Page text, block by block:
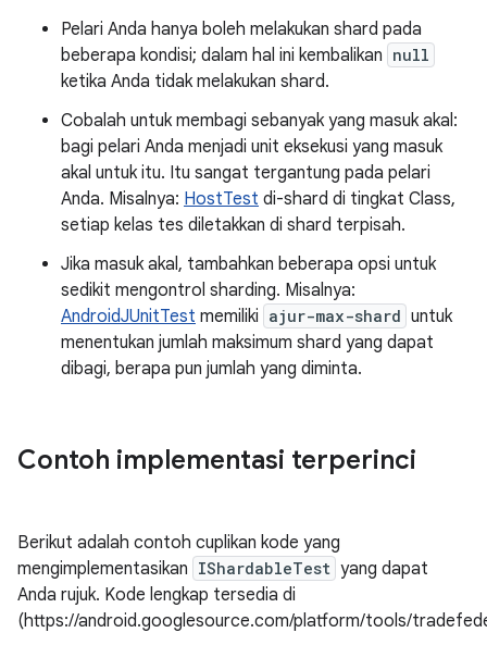
Pelari Anda hanya boleh melakukan shard pada
beberapa kondisi; dalam hal ini kembalikan null
ketika Anda tidak melakukan shard.
Cobalah untuk membagi sebanyak yang masuk akal:
bagi pelari Anda menjadi unit eksekusi yang masuk
akal untuk itu. Itu sangat tergantung pada pelari
Anda. Misalnya: HostTest di-shard di tingkat Class,
setiap kelas tes diletakkan di shard terpisah.
Jika masuk akal, tambahkan beberapa opsi untuk
sedikit mengontrol sharding. Misalnya:
AndroidJUnitTest memiliki ajur-max-shard untuk
menentukan jumlah maksimum shard yang dapat
dibagi, berapa pun jumlah yang diminta.
Contoh implementasi terperinci
Berikut adalah contoh cuplikan kode yang
mengimplementasikan IShardableTest yang dapat
Anda rujuk. Kode lengkap tersedia di
(https://android.googlesource.com/platform/tools/